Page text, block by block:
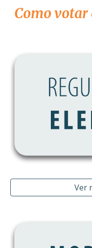
Como votar
Ver